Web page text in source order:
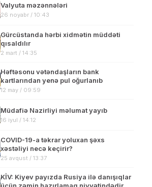
Valyuta məzənnələri
26 noyabr / 10:43
Gürcüstanda hərbi xidmətin müddəti
qısaldılır
2 mart / 14:35
Həftəsonu vətəndaşların bank
kartlarından yenə pul oğurlanıb
12 may / 09:59
Müdafiə Nazirliyi məlumat yayıb
16 iyul / 14:12
COVID-19-a təkrar yoluxan şəxs
xəstəliyi necə keçirir?
25 avqust / 13:37
KİV: Kiyev payızda Rusiya ilə danışıqlar